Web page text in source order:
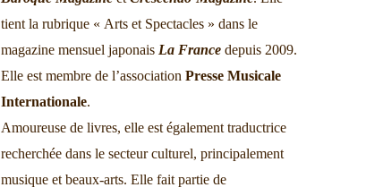
tient la rubrique « Arts et Spectacles » dans le
magazine mensuel japonais La France depuis 2009.
Elle est membre de l’association Presse Musicale
Internationale.
Amoureuse de livres, elle est également traductrice
recherchée dans le secteur culturel, principalement
musique et beaux-arts. Elle fait partie de